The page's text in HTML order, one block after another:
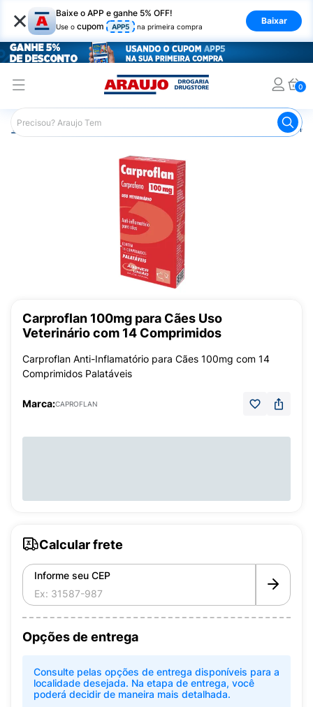
× Baixe o APP e ganhe 5% OFF!
Use o cupom APP5 na primeira compra
Baixar
0
Araujo Pet Shop Anti-Inflamatório Canino
Carproflan 100mg para Cães Uso
Veterinário com 14 Comprimidos
Carproflan Anti-Inflamatório para Cães 100mg com 14
Comprimidos Palatáveis
Marca:CAPROFLAN
Calcular frete
Informe seu CEP
Opções de entrega
Consulte pelas opções de entrega disponíveis para a
localidade desejada. Na etapa de entrega, você
poderá decidir de maneira mais detalhada.